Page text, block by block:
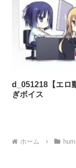
d_051218【エロ
ぎボイス
ホーム